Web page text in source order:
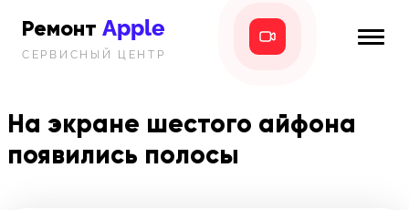
Ремонт Apple
СЕРВИСНЫЙ ЦЕНТР
iPad
MacBook
Новости
i-info
На экране шестого айфона
появились полосы